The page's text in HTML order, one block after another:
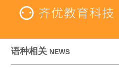
语种相关 NEWS